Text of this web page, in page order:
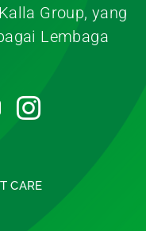
Group, yang
Lembaga
CARE